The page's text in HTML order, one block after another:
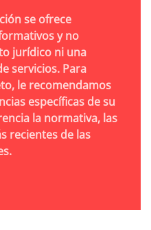
se ofrece
y no
jurídico ni una
servicios. Para
le recomendamos
específicas de su
la normativa, las
recientes de las